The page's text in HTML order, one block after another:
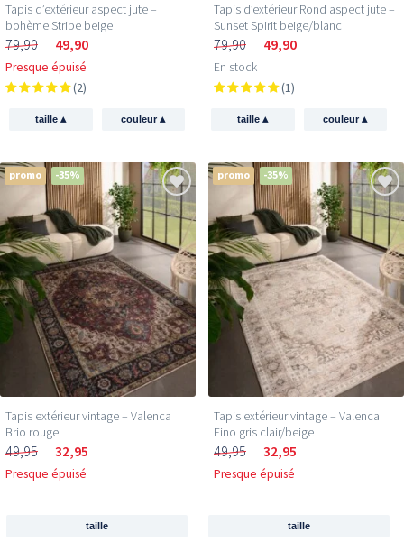
Tapis d’extérieur aspect jute –
bohème Stripe beige
79,90 49,90
Presque épuisé
(2)
taille▴ couleur▴
Tapis d’extérieur Rond aspect jute –
Sunset Spirit beige/blanc
79,90 49,90
En stock
(1)
taille▴ couleur▴
promo -35%
Tapis extérieur vintage – Valenca
Brio rouge
49,95 32,95
Presque épuisé
taille
promo -35%
Tapis extérieur vintage – Valenca
Fino gris clair/beige
49,95 32,95
Presque épuisé
taille